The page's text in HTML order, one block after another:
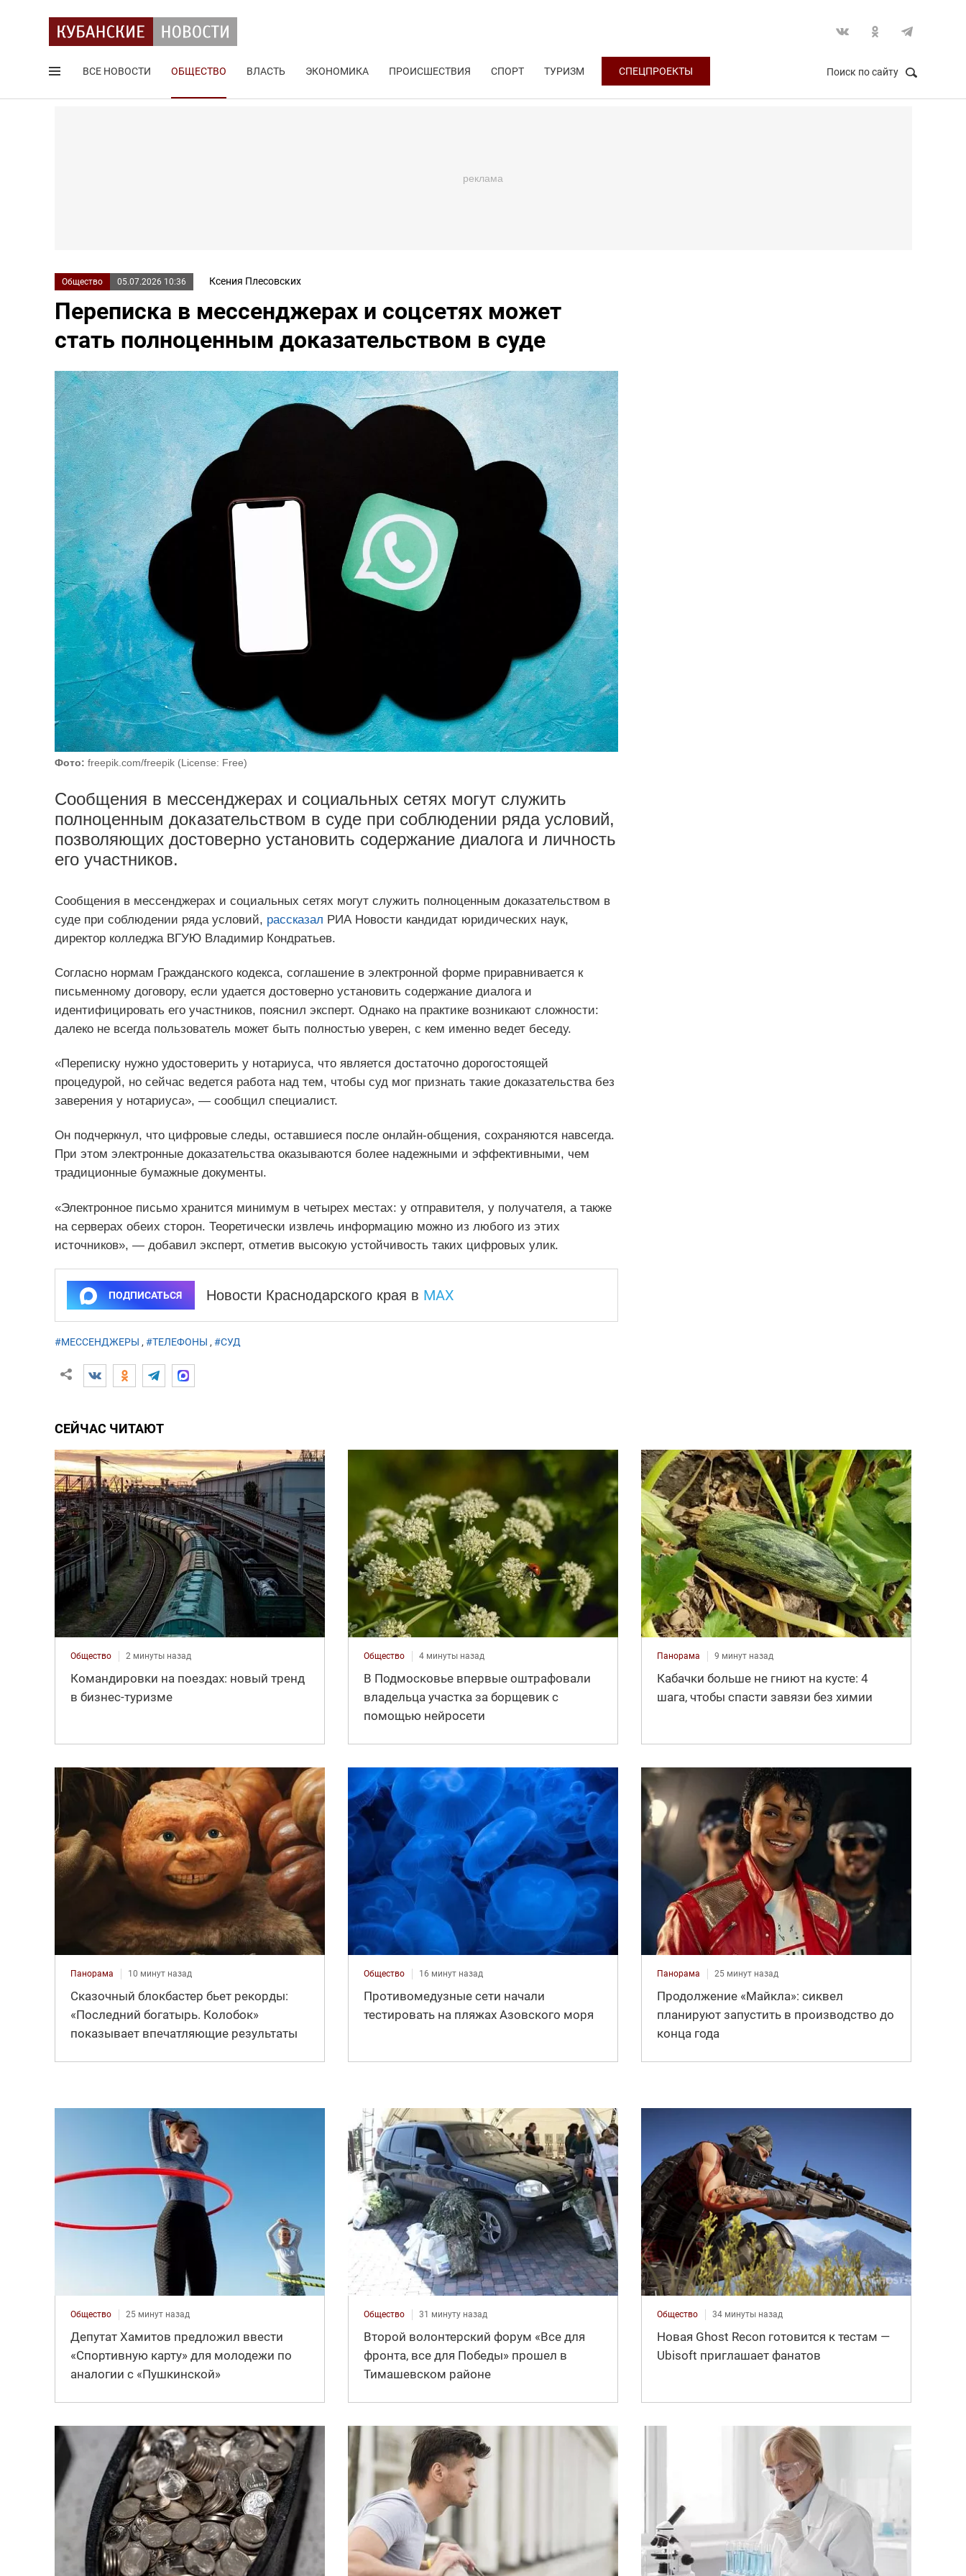
ВСЕ НОВОСТИ ОБЩЕСТВО ВЛАСТЬ ЭКОНОМИКА ПРОИСШЕСТВИЯ СПОРТ ТУРИЗМ СПЕЦПРОЕКТЫ Поиск по сайту
Общество 05.07.2026 10:36 Ксения Плесовских
Переписка в мессенджерах и соцсетях может
стать полноценным доказательством в суде
Фото: freepik.com/freepik (License: Free)
Сообщения в мессенджерах и социальных сетях могут служить
полноценным доказательством в суде при соблюдении ряда условий,
позволяющих достоверно установить содержание диалога и личность
его участников.
Сообщения в мессенджерах и социальных сетях могут служить полноценным доказательством в
суде при соблюдении ряда условий, рассказал РИА Новости кандидат юридических наук,
директор колледжа ВГУЮ Владимир Кондратьев.
Согласно нормам Гражданского кодекса, соглашение в электронной форме приравнивается к
письменному договору, если удается достоверно установить содержание диалога и
идентифицировать его участников, пояснил эксперт. Однако на практике возникают сложности:
далеко не всегда пользователь может быть полностью уверен, с кем именно ведет беседу.
«Переписку нужно удостоверить у нотариуса, что является достаточно дорогостоящей
процедурой, но сейчас ведется работа над тем, чтобы суд мог признать такие доказательства без
заверения у нотариуса», — сообщил специалист.
Он подчеркнул, что цифровые следы, оставшиеся после онлайн-общения, сохраняются навсегда.
При этом электронные доказательства оказываются более надежными и эффективными, чем
традиционные бумажные документы.
«Электронное письмо хранится минимум в четырех местах: у отправителя, у получателя, а также
на серверах обеих сторон. Теоретически извлечь информацию можно из любого из этих
источников», — добавил эксперт, отметив высокую устойчивость таких цифровых улик.
ПОДПИСАТЬСЯ Новости Краснодарского края в MAX
#МЕССЕНДЖЕРЫ , #ТЕЛЕФОНЫ , #СУД
СЕЙЧАС ЧИТАЮТ
Общество 2 минуты назад
Командировки на поездах: новый тренд
в бизнес-туризме
Общество 4 минуты назад
В Подмосковье впервые оштрафовали
владельца участка за борщевик с
помощью нейросети
Панорама 9 минут назад
Кабачки больше не гниют на кусте: 4
шага, чтобы спасти завязи без химии
Панорама 10 минут назад
Сказочный блокбастер бьет рекорды:
«Последний богатырь. Колобок»
показывает впечатляющие результаты
Общество 16 минут назад
Противомедузные сети начали
тестировать на пляжах Азовского моря
Панорама 25 минут назад
Продолжение «Майкла»: сиквел
планируют запустить в производство до
конца года
Общество 25 минут назад
Депутат Хамитов предложил ввести
«Спортивную карту» для молодежи по
аналогии с «Пушкинской»
Общество 31 минуту назад
Второй волонтерский форум «Все для
фронта, все для Победы» прошел в
Тимашевском районе
Общество 34 минуты назад
Новая Ghost Recon готовится к тестам —
Ubisoft приглашает фанатов